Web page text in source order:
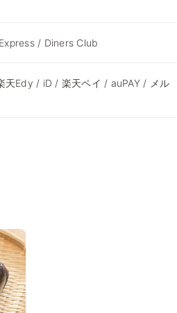
/ Diners Club
Edy / iD / 楽天ペイ / auPAY / メル